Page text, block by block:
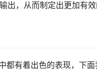
，从而制定出更加有效
都有着出色的表现，下